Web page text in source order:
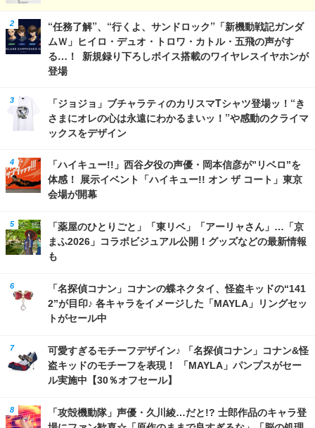
“任務了解”、“行くよ、サンドロック”「新機動戦記ガンダ
ムＷ」ヒイロ・デュオ・トロワ・カトル・五飛の声がす
る…！ 新規録り下ろしボイス搭載のワイヤレスイヤホンが
登場
「ジョジョ」ブチャラティのカリスマTシャツ登場ッ！“き
さまにオレの心は永遠にわかるまいッ！”や感動のクライマ
ックスをデザイン
「ハイキュー!!」西谷夕役の声優・岡本信彦が”リベロ”を
体感！ 展示イベント「ハイキュー!! オン ザ コート」東京
会場が開幕
「薬屋のひとりごと」「東リベ」「アーリャさん」…「京
まふ2026」コラボビジュアル公開！グッズなどの最新情報
も
「名探偵コナン」コナンの蝶ネクタイ、怪盗キッドの“141
2”が目印♪ 各キャラをイメージした「MAYLA」リングセッ
トがセール中
可愛すぎるモチーフデザイン♪ 「名探偵コナン」コナン&怪
盗キッドのモチーフを表現！ 「MAYLA」パンプスがセー
ル実施中【30％オフセール】
「攻殻機動隊」声優・久川綾…だと!? 士郎作品のキャラ登